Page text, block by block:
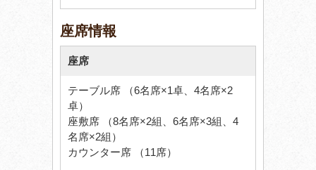
座席情報
座席
テーブル席 （6名席×1卓、4名席×2
卓）
座敷席 （8名席×2組、6名席×3組、4
名席×2組）
カウンター席 （11席）